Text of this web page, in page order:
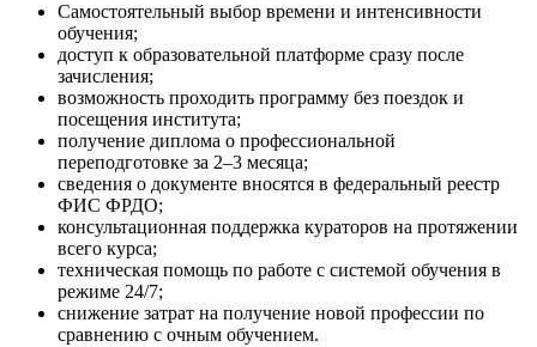
Самостоятельный выбор времени и интенсивности
обучения;
доступ к образовательной платформе сразу после
зачисления;
возможность проходить программу без поездок и
посещения института;
получение диплома о профессиональной
переподготовке за 2–3 месяца;
сведения о документе вносятся в федеральный реестр
ФИС ФРДО;
консультационная поддержка кураторов на протяжении
всего курса;
техническая помощь по работе с системой обучения в
режиме 24/7;
снижение затрат на получение новой профессии по
сравнению с очным обучением.